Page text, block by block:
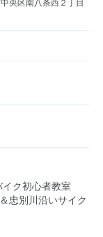
央区南八条西２丁目
ク初心者教室
忠別川沿いサイク